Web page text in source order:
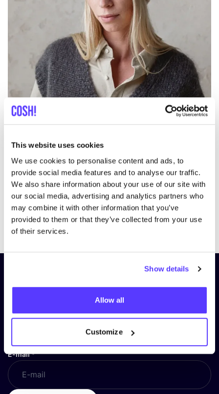
This website uses cookies
We use cookies to personalise content and ads, to
provide social media features and to analyse our traffic.
We also share information about your use of our site with
our social media, advertising and analytics partners who
may combine it with other information that you’ve
provided to them or that they’ve collected from your use
of their services.
Show details
Allow all
Customize
PreviousNext
Schrijf je in op onze nieuwsbrief
en blijf op de hoogte!
Voornaam*
E-mail*